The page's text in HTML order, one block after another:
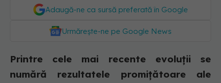
Adaugă-ne ca sursă preferată în Google
Urmărește-ne pe Google News
Printre cele mai recente evoluții se
numără rezultatele promițătoare ale